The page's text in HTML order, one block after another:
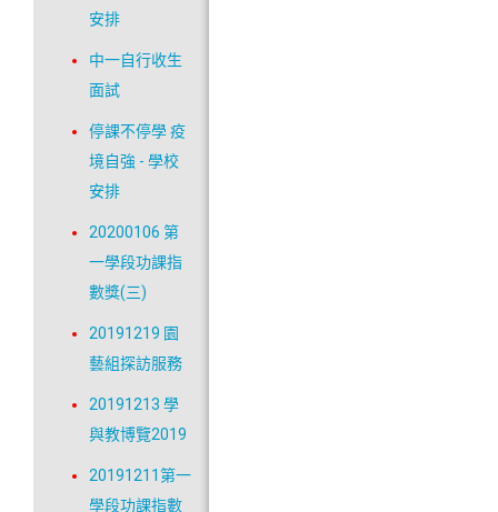
安排
中一自行收生
面試
停課不停學 疫
境自強 - 學校
安排
20200106 第
一學段功課指
數獎(三)
20191219 園
藝組探訪服務
20191213 學
與教博覽2019
20191211第一
學段功課指數